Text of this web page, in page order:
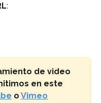
:
de video
en este
o Vimeo